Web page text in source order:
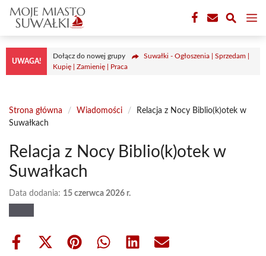
Przejdź
treści
UWAGA!
Dołącz do nowej grupy
Suwałki - Ogłoszenia | Sprzedam |
Kupię | Zamienię | Praca
Strona główna / Wiadomości /
Relacja z Nocy Biblio(k)otek w
Suwałkach
Relacja z Nocy Biblio(k)otek w
Suwałkach
Data dodania: 15 czerwca 2026 r.
Share
Share Share Share Share Share